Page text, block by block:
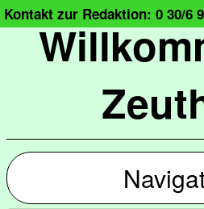
Kontakt zur Redaktion: 0 30/6